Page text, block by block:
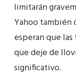
limitarán
Yahoo también
esperan que las
que deje de
significativo.